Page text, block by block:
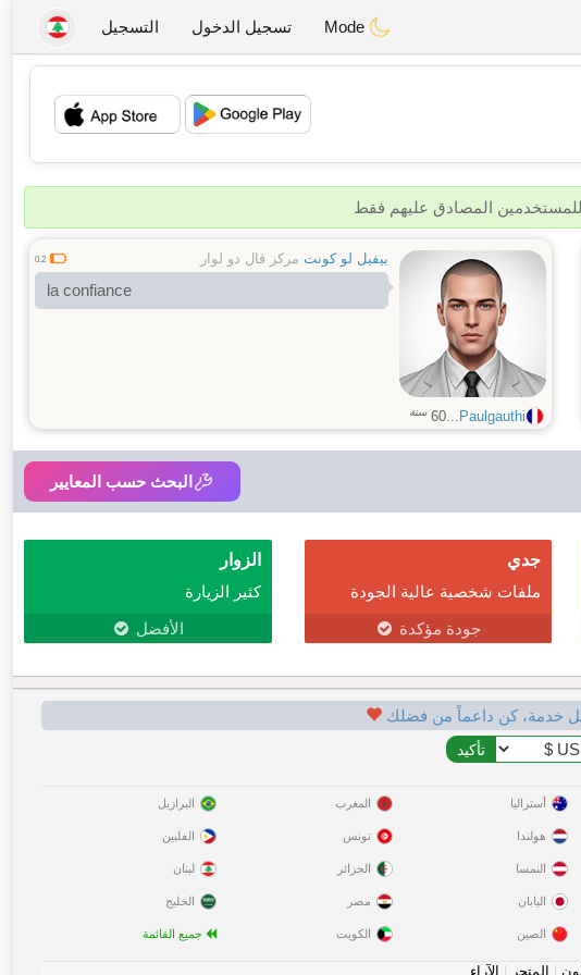
تسجيل الدخول التسجيل
💖
💕
المصادق عليهم فقط
بيفيل لو كونت مركز فال دو لوار 0.2
la confiance
Paulgauthi...
60 سنة
البحث حسب المعايير
جدي
ملفات شخصية عالية الجودة
جودة مؤكدة
الزوار
كثير الزيارة
الأفضل
خدمة، كن داعماً من فضلك
أستراليا
هولندا
النمسا
اليابان
الصين
المغرب
تونس
الجزائر
مصر
الكويت
البرازيل
الفلبين
لبنان
الخليج
جميع القائمة
المتجر الآراء